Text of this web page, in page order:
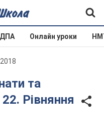
ДПА Онлайн уроки
Рівняння